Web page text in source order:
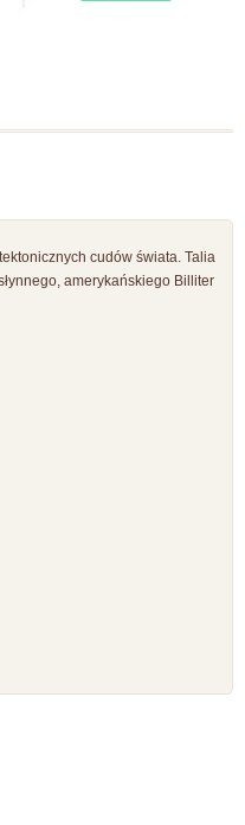
cudów świata. Talia
amerykańskiego Billiter